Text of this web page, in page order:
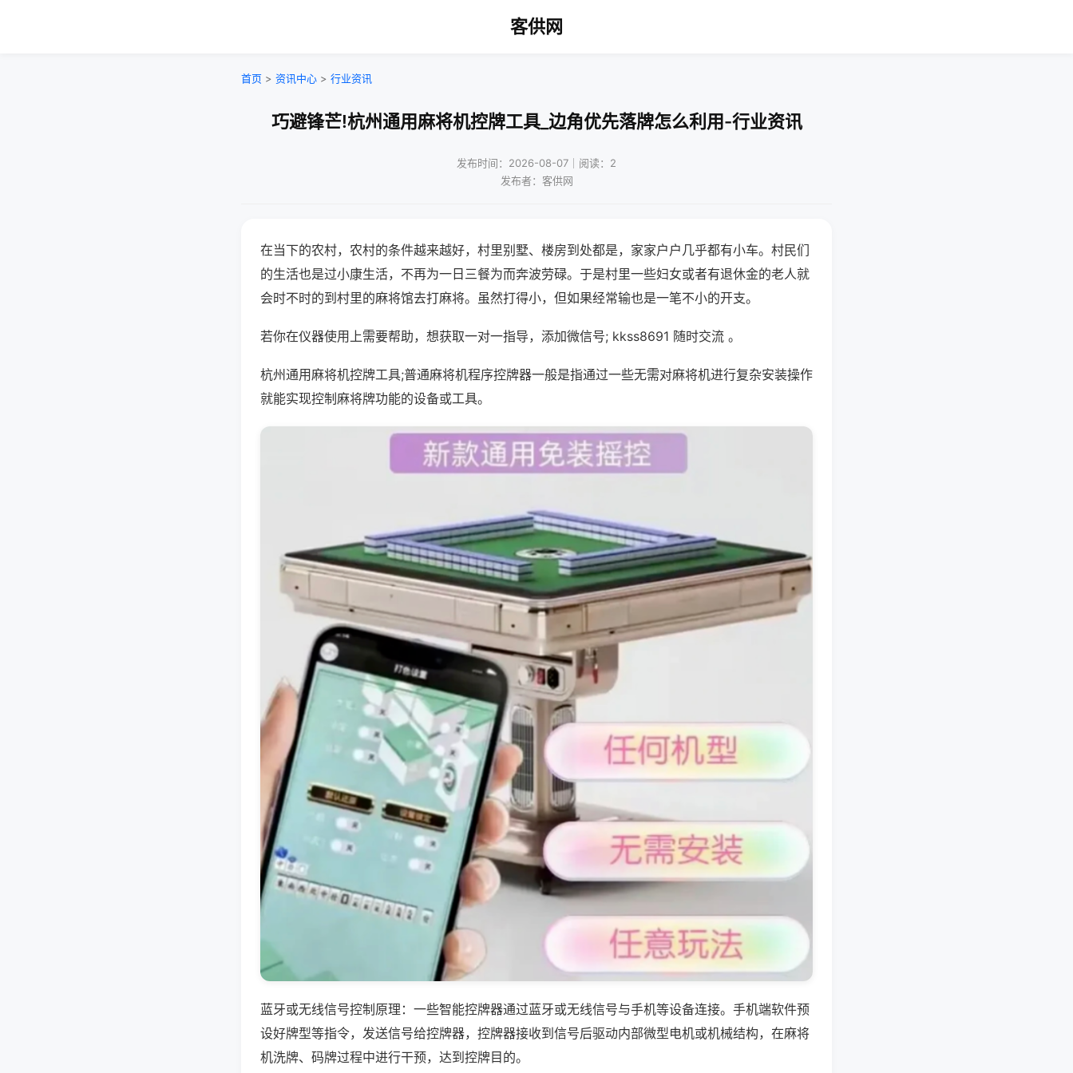
客供网
首页 > 资讯中心 > 行业资讯
巧避锋芒!杭州通用麻将机控牌工具_边角优先落牌怎么利用-行业资讯
发布时间：2026-08-07｜阅读：2
发布者：客供网
在当下的农村，农村的条件越来越好，村里别墅、楼房到处都是，家家户户几乎都有小车。村民们
的生活也是过小康生活，不再为一日三餐为而奔波劳碌。于是村里一些妇女或者有退休金的老人就
会时不时的到村里的麻将馆去打麻将。虽然打得小，但如果经常输也是一笔不小的开支。
若你在仪器使用上需要帮助，想获取一对一指导，添加微信号; kkss8691 随时交流 。
杭州通用麻将机控牌工具;普通麻将机程序控牌器一般是指通过一些无需对麻将机进行复杂安装操作
就能实现控制麻将牌功能的设备或工具。
蓝牙或无线信号控制原理：一些智能控牌器通过蓝牙或无线信号与手机等设备连接。手机端软件预
设好牌型等指令，发送信号给控牌器，控牌器接收到信号后驱动内部微型电机或机械结构，在麻将
机洗牌、码牌过程中进行干预，达到控牌目的。